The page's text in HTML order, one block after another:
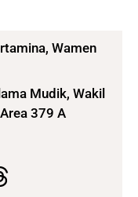
, Wamen
Mudik, Wakil
379 A